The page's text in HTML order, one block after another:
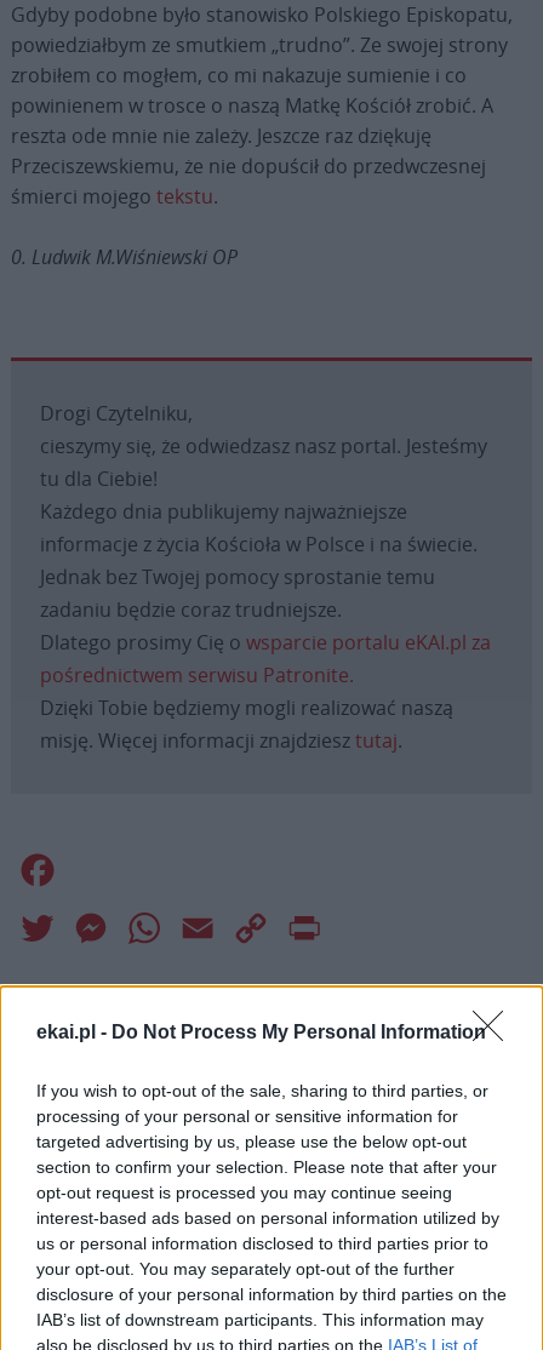
ekai.pl - Do Not Process My Personal Information
If you wish to opt-out of the sale, sharing to third parties, or
processing of your personal or sensitive information for
targeted advertising by us, please use the below opt-out
section to confirm your selection. Please note that after your
opt-out request is processed you may continue seeing
interest-based ads based on personal information utilized by
us or personal information disclosed to third parties prior to
your opt-out. You may separately opt-out of the further
disclosure of your personal information by third parties on the
IAB’s list of downstream participants. This information may
also be disclosed by us to third parties on the IAB’s List of
Gdyby podobne było stanowisko Polskiego Episkopatu,
powiedziałbym ze smutkiem „trudno”. Ze swojej strony
zrobiłem co mogłem, co mi nakazuje sumienie i co
powinienem w trosce o naszą Matkę Kościół zrobić. A
reszta ode mnie nie zależy. Jeszcze raz dziękuję
Przeciszewskiemu, że nie dopuścił do przedwczesnej
śmierci mojego tekstu.
0. Ludwik M.Wiśniewski OP
Drogi Czytelniku,
cieszymy się, że odwiedzasz nasz portal. Jesteśmy
tu dla Ciebie!
Każdego dnia publikujemy najważniejsze
informacje z życia Kościoła w Polsce i na świecie.
Jednak bez Twojej pomocy sprostanie temu
zadaniu będzie coraz trudniejsze.
Dlatego prosimy Cię o wsparcie portalu eKAI.pl za
pośrednictwem serwisu Patronite.
Dzięki Tobie będziemy mogli realizować naszą
misję. Więcej informacji znajdziesztutaj.
Twitter MessengerWhatsApp
Email
Copy
Tagi:
MARCIN PRZECISZEWSKI
O. LUDWIK WIŚNIEWSKI OP
TYGODNIK POWSZECHNY
o. Ludwik Wiśniewski OP